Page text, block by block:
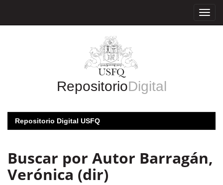
RepositorioDigital
Repositorio Digital USFQ
Buscar por Autor Barragán,
Verónica (dir)